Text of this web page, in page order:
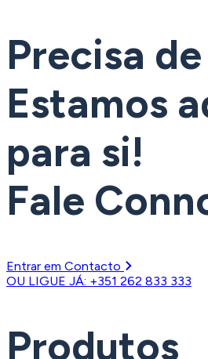
Precisa
Estamos
para si!
Fale
Entrar em Contacto
OU LIGUE JÁ: +351 262 833 333
Produtos